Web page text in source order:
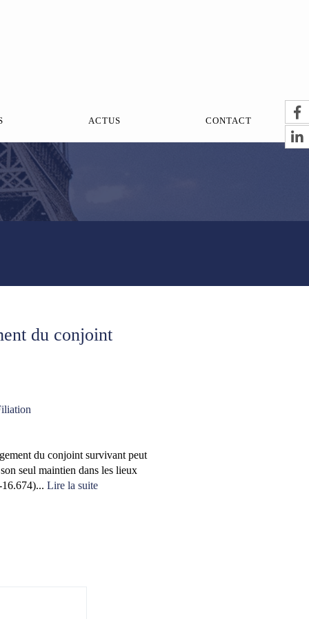
ACTUS CONTACT
du conjoint
du conjoint survivant peut
seul maintien dans les lieux
16.674)... Lire la suite